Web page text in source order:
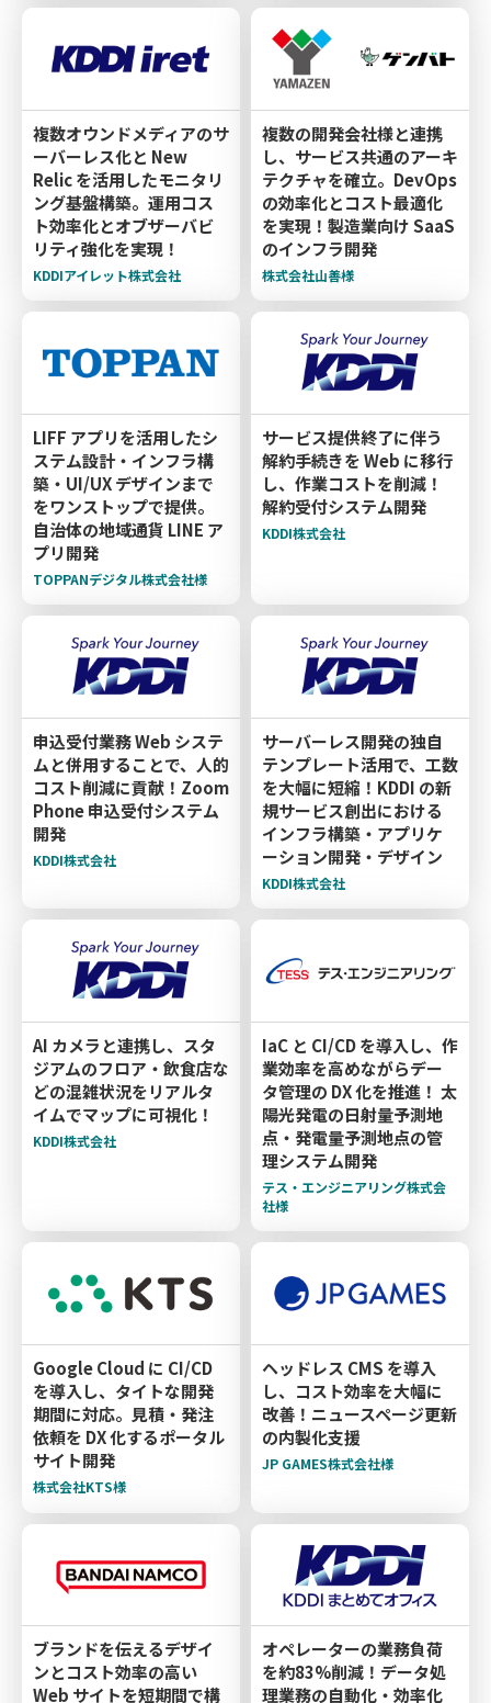
複数オウンドメディアのサ
ーバーレス化と New
Relic を活用したモニタリ
ング基盤構築。運用コス
ト効率化とオブザーバビ
リティ強化を実現！
KDDIアイレット株式会社
複数の開発会社様と連携
し、サービス共通のアーキ
テクチャを確立。DevOps
の効率化とコスト最適化
を実現！製造業向け SaaS
のインフラ開発
株式会社山善様
LIFF アプリを活用したシ
ステム設計・インフラ構
築・UI/UX デザインまで
をワンストップで提供。
自治体の地域通貨 LINE ア
プリ開発
TOPPANデジタル株式会社様
サービス提供終了に伴う
解約手続きを Web に移行
し、作業コストを削減！
解約受付システム開発
KDDI株式会社
申込受付業務 Web システ
ムと併用することで、人的
コスト削減に貢献！Zoom
Phone 申込受付システム
開発
KDDI株式会社
サーバーレス開発の独自
テンプレート活用で、工数
を大幅に短縮！KDDI の新
規サービス創出における
インフラ構築・アプリケ
ーション開発・デザイン
KDDI株式会社
AI カメラと連携し、スタ
ジアムのフロア・飲食店な
どの混雑状況をリアルタ
イムでマップに可視化！
KDDI株式会社
IaC と CI/CD を導入し、作
業効率を高めながらデー
タ管理の DX 化を推進！ 太
陽光発電の日射量予測地
点・発電量予測地点の管
理システム開発
テス・エンジニアリング株式会
社様
Google Cloud に CI/CD
を導入し、タイトな開発
期間に対応。見積・発注
依頼を DX 化するポータル
サイト開発
株式会社KTS様
ヘッドレス CMS を導入
し、コスト効率を大幅に
改善！ニュースページ更新
の内製化支援
JP GAMES株式会社様
ブランドを伝えるデザイ
ンとコスト効率の高い
Web サイトを短期間で構
オペレーターの業務負荷
を約83%削減！データ処
理業務の自動化・効率化